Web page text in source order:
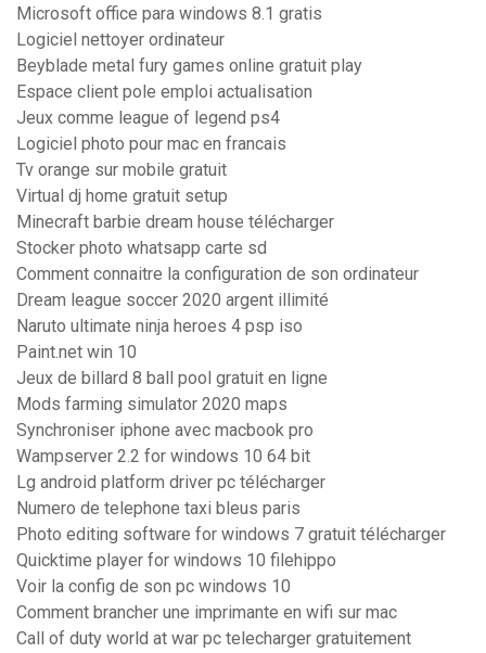
Microsoft office para windows 8.1 gratis
Logiciel nettoyer ordinateur
Beyblade metal fury games online gratuit play
Espace client pole emploi actualisation
Jeux comme league of legend ps4
Logiciel photo pour mac en francais
Tv orange sur mobile gratuit
Virtual dj home gratuit setup
Minecraft barbie dream house télécharger
Stocker photo whatsapp carte sd
Comment connaitre la configuration de son ordinateur
Dream league soccer 2020 argent illimité
Naruto ultimate ninja heroes 4 psp iso
Paint.net win 10
Jeux de billard 8 ball pool gratuit en ligne
Mods farming simulator 2020 maps
Synchroniser iphone avec macbook pro
Wampserver 2.2 for windows 10 64 bit
Lg android platform driver pc télécharger
Numero de telephone taxi bleus paris
Photo editing software for windows 7 gratuit télécharger
Quicktime player for windows 10 filehippo
Voir la config de son pc windows 10
Comment brancher une imprimante en wifi sur mac
Call of duty world at war pc telecharger gratuitement